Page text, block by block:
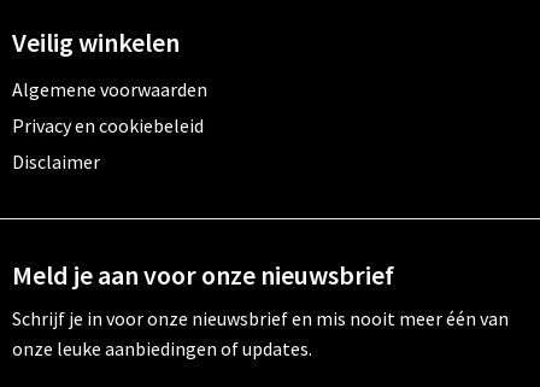
Veilig winkelen
Algemene voorwaarden
Privacy en cookiebeleid
Disclaimer
Meld je aan voor onze nieuwsbrief
Schrijf je in voor onze nieuwsbrief en mis nooit meer één van
onze leuke aanbiedingen of updates.